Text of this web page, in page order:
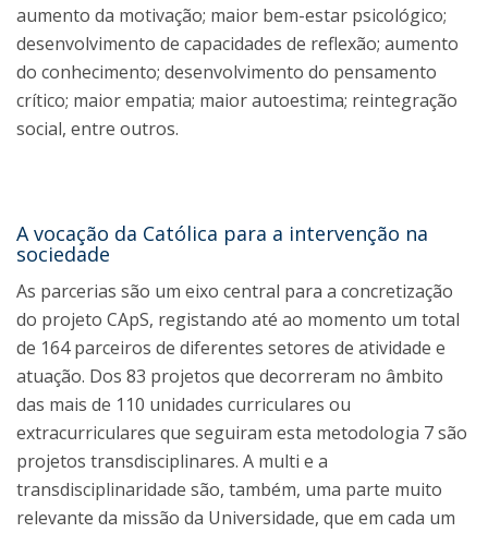
aumento da motivação; maior bem-estar psicológico;
desenvolvimento de capacidades de reflexão; aumento
do conhecimento; desenvolvimento do pensamento
crítico; maior empatia; maior autoestima; reintegração
social, entre outros.
A vocação da Católica para a intervenção na
sociedade
As parcerias são um eixo central para a concretização
do projeto CApS, registando até ao momento um total
de 164 parceiros de diferentes setores de atividade e
atuação. Dos 83 projetos que decorreram no âmbito
das mais de 110 unidades curriculares ou
extracurriculares que seguiram esta metodologia 7 são
projetos transdisciplinares. A multi e a
transdisciplinaridade são, também, uma parte muito
relevante da missão da Universidade, que em cada um